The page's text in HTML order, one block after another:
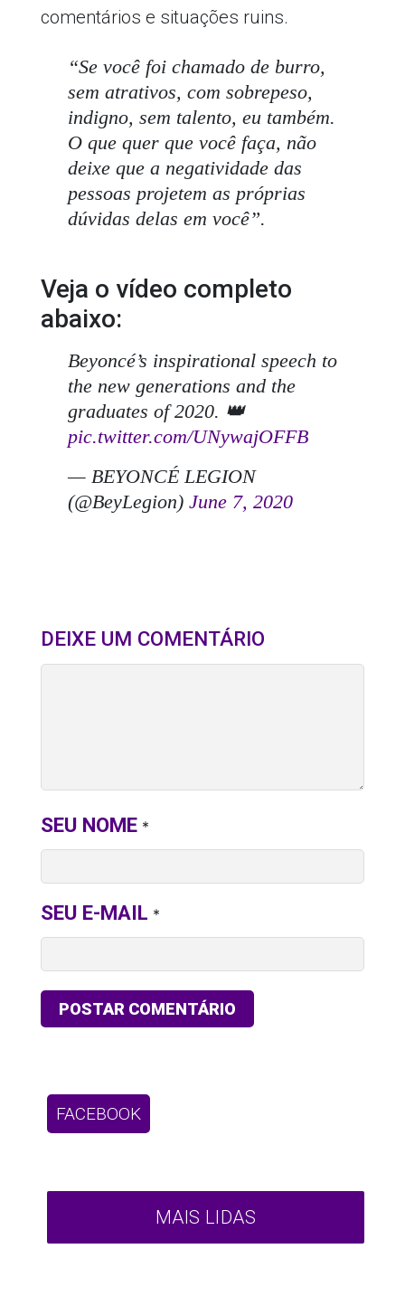
comentários e situações ruins.
“Se você foi chamado de burro,
sem atrativos, com sobrepeso,
indigno, sem talento, eu também.
O que quer que você faça, não
deixe que a negatividade das
pessoas projetem as próprias
dúvidas delas em você”.
Veja o vídeo completo
abaixo:
Beyoncé’s inspirational speech to
the new generations and the
graduates of 2020. 👑
pic.twitter.com/UNywajOFFB
— BEYONCÉ LEGION
(@BeyLegion) June 7, 2020
DEIXE UM COMENTÁRIO
SEU NOME *
SEU E-MAIL *
FACEBOOK
MAIS LIDAS